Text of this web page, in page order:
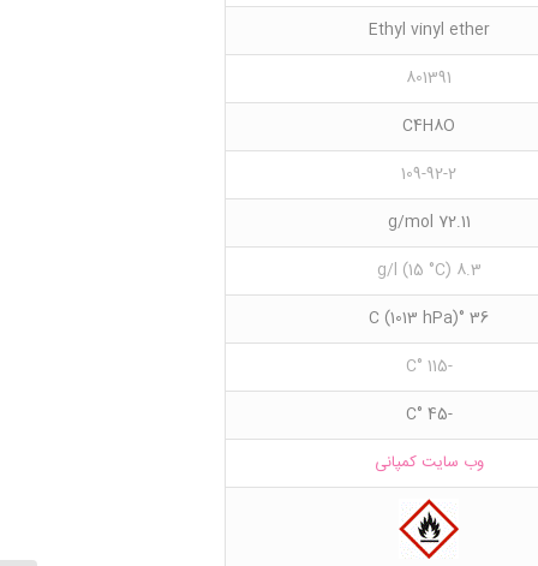
Ethyl vinyl ether
801391
C4H8O
109-92-2
72.11 g/mol
8.3 g/l (15 °C)
36 °C (1013 hPa)
-115 °C
-45 °C
وب سایت کمپانی